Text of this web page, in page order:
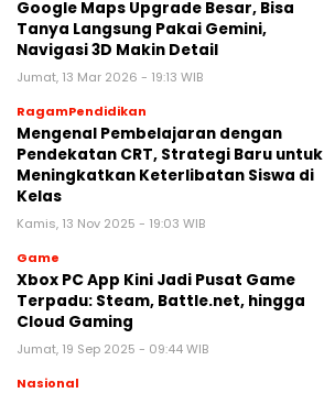
Google Maps Upgrade Besar, Bisa
Tanya Langsung Pakai Gemini,
Navigasi 3D Makin Detail
Jumat, 13 Mar 2026 - 19:13 WIB
RagamPendidikan
Mengenal Pembelajaran dengan
Pendekatan CRT, Strategi Baru untuk
Meningkatkan Keterlibatan Siswa di
Kelas
Kamis, 13 Nov 2025 - 19:03 WIB
Game
Xbox PC App Kini Jadi Pusat Game
Terpadu: Steam, Battle.net, hingga
Cloud Gaming
Jumat, 19 Sep 2025 - 09:44 WIB
Nasional